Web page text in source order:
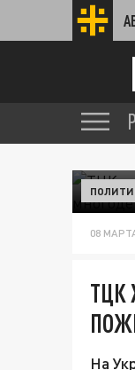
08
ТЦК
На